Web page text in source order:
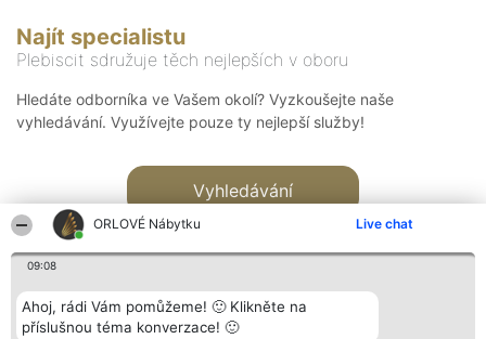
ORLOVÉ Nábytku Live chat
09:08
Ahoj, rádi Vám pomůžeme! 🙂 Klikněte na
příslušnou téma konverzace! 🙂
Najít specialistu
Plebiscit sdružuje těch nejlepších v oboru
Hledáte odborníka ve Vašem okolí? Vyzkoušejte naše
vyhledávání. Využívejte pouze ty nejlepší služby!
Vyhledávání